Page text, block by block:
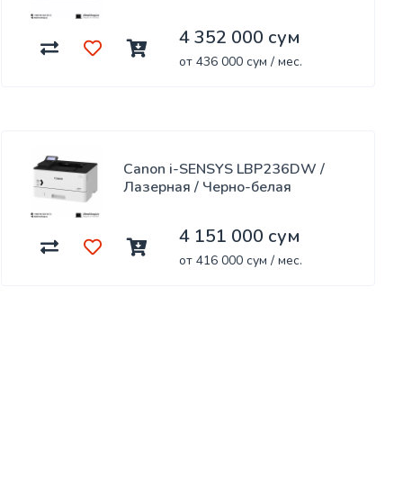
4 352 000 сум
от 436 000 сум / мес.
Canon i-SENSYS LBP236DW /
Лазерная / Черно-белая
4 151 000 сум
от 416 000 сум / мес.